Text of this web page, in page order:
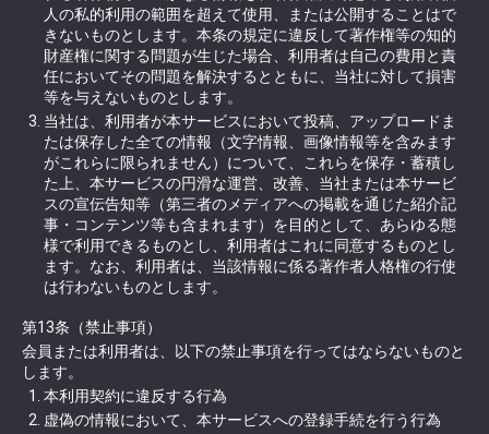
人の私的利用の範囲を超えて使用、または公開することはで
きないものとします。本条の規定に違反して著作権等の知的
財産権に関する問題が生じた場合、利用者は自己の費用と責
任においてその問題を解決するとともに、当社に対して損害
等を与えないものとします。
当社は、利用者が本サービスにおいて投稿、アップロードま
たは保存した全ての情報（文字情報、画像情報等を含みます
がこれらに限られません）について、これらを保存・蓄積し
た上、本サービスの円滑な運営、改善、当社または本サービ
スの宣伝告知等（第三者のメディアへの掲載を通じた紹介記
事・コンテンツ等も含まれます）を目的として、あらゆる態
様で利用できるものとし、利用者はこれに同意するものとし
ます。なお、利用者は、当該情報に係る著作者人格権の行使
は行わないものとします。
第13条（禁止事項）
会員または利用者は、以下の禁止事項を行ってはならないものと
します。
本利用契約に違反する行為
虚偽の情報において、本サービスへの登録手続を行う行為